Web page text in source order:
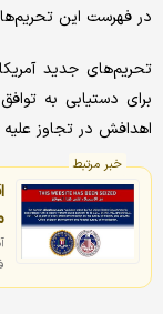
در فهرست این
تحریم‌های جدید
برای دستیابی به
اهدافش در تجاوز
خبر مرتبط